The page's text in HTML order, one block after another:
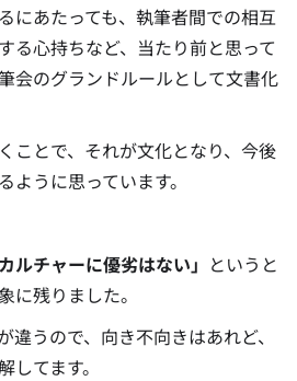
にあたっても、執筆者間での相互
る心持ちなど、当たり前と思って
会のグランドルールとして文書化
ことで、それが文化となり、今後
ように思っています。
カルチャーに優劣はない」 というと
に残りました。
違うので、向き不向きはあれど、
てます。